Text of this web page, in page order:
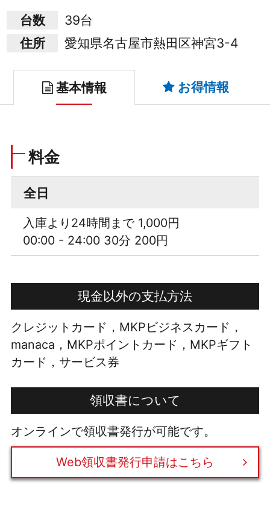
台数
39台
住所
愛知県名古屋市熱田区神宮3-4
基本情報 お得情報
料金
全日
入庫より24時間まで 1,000円
00:00 - 24:00 30分 200円
現金以外の支払方法
クレジットカード，MKPビジネスカード，
manaca，MKPポイントカード，MKPギフト
カード，サービス券
領収書について
オンラインで領収書発行が可能です。
Web領収書発行申請はこちら